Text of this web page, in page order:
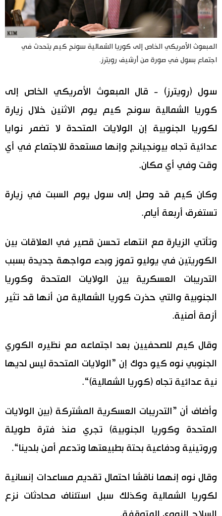
أشخاص
تجارب وآراء
مجتمع
طوكيو
إعلان
اللغة اليابانية
موسوعة اليابان
تواصل معنا
المبعوث الأمريكي الخاص إلى كوريا الشمالية سونج كيم يتحدث في
اجتماع بسول في صورة من أرشيف رويترز.
سول (رويترز) - قال المبعوث الأمريكي الخاص إلى
كوريا الشمالية سونج كيم يوم الاثنين خلال زيارة
لكوريا الجنوبية إن الولايات المتحدة لا تضمر نوايا
عدائية تجاه بيونجيانج وإنها مستعدة للاجتماع في أي
وقت وفي أي مكان.
وكان كيم قد وصل إلى سول يوم السبت في زيارة
تستغرق أربعة أيام.
وتأتي الزيارة مع انتهاء تحسن قصير في العلاقات بين
الكوريتين في يوليو تموز وبدء مواجهة جديدة بسبب
التدريبات العسكرية بين الولايات المتحدة وكوريا
الجنوبية والتي حذرت كوريا الشمالية من أنها قد تثير
أزمة أمنية.
وقال كيم للصحفيين بعد اجتماعه مع نظيره الكوري
الجنوبي نوه كيو دوك إن ”الولايات المتحدة ليس لديها
نية عدائية تجاه (كوريا الشمالية)“.
وأضاف أن ”التدريبات العسكرية المشتركة (بين الولايات
المتحدة وكوريا الجنوبية) تجري منذ فترة طويلة
وروتينية ودفاعية بحتة بطبيعتها وتدعم أمن بلدينا“.
وقال نوه إنهما ناقشا احتمال تقديم مساعدات إنسانية
لكوريا الشمالية وكذلك سبل استئناف محادثات نزع